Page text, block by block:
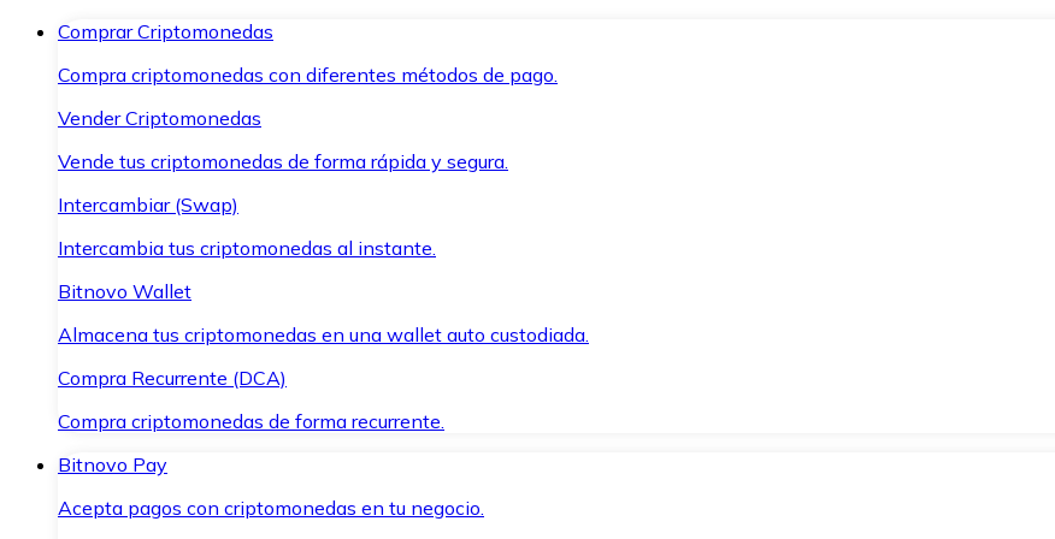
Comprar Criptomonedas
Compra criptomonedas con diferentes métodos de pago.
Vender Criptomonedas
Vende tus criptomonedas de forma rápida y segura.
Intercambiar (Swap)
Intercambia tus criptomonedas al instante.
Bitnovo Wallet
Almacena tus criptomonedas en una wallet auto custodiada.
Compra Recurrente (DCA)
Compra criptomonedas de forma recurrente.
Bitnovo Pay
Acepta pagos con criptomonedas en tu negocio.